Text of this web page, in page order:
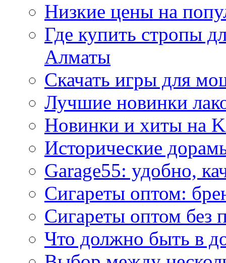
Низкие цены на
Где купить стропы
Алматы
Скачать игры для
Лучшие новинки
Новинки и хиты на
Исторические
Garage55: удобно,
Сигареты оптом:
Сигареты оптом без
Что должно быть в